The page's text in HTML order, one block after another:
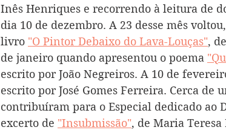
Inês Henriques e recorrendo à leitura de
dia 10 de dezembro. A 23 desse mês
livro "O Pintor Debaixo do Lava-Louças",
de janeiro quando apresentou o poema
escrito por João Negreiros. A 10 de
escrito por José Gomes Ferreira. Cerca de
contribuíram para o Especial dedicado
excerto de "Insubmissão", de Maria Teresa